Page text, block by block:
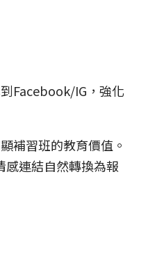
Facebook/IG，強化
補習班的教育價值。
感連結自然轉換為報